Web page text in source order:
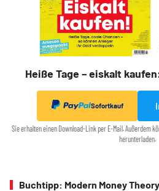
Heiße Tage – eiskalt
Sofortkauf
Sie erhalten einen Download-Link per E-Mail. Außerdem
herunterladen.
Buchtipp: Modern Money Theory